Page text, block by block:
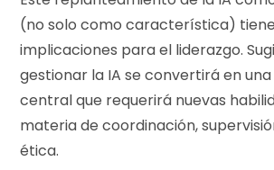
(no solo como característica)
implicaciones para el liderazgo.
gestionar la IA se convertirá en
central que requerirá nuevas
materia de coordinación,
ética.